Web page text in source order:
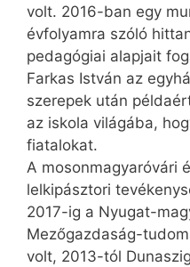
volt. 2016-ban egy
évfolyamra szóló
pedagógiai alapjait
Farkas István az
szerepek után
az iskola világába,
fiatalokat.
A mosonmagyaróvári
lelkipásztori
2017-ig a Nyugat-
Mezőgazdaság-
volt, 2013-tól